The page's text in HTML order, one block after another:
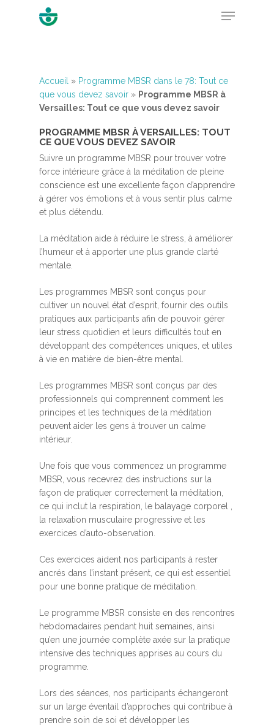
Hit enter to search or ESC to close
Accueil » Programme MBSR dans le 78: Tout ce
que vous devez savoir » Programme MBSR à
Versailles: Tout ce que vous devez savoir
PROGRAMME MBSR À VERSAILLES: TOUT
CE QUE VOUS DEVEZ SAVOIR
Suivre un programme MBSR pour trouver votre
force intérieure grâce à la méditation de pleine
conscience est une excellente façon d’apprendre
à gérer vos émotions et à vous sentir plus calme
et plus détendu.
La méditation aide à réduire le stress, à améliorer
l’humeur et à apporter une plus grande clarté
mentale.
Les programmes MBSR sont conçus pour
cultiver un nouvel état d’esprit, fournir des outils
pratiques aux participants afin de pouvoir gérer
leur stress quotidien et leurs difficultés tout en
développant des compétences uniques, et utiles
à vie en matière de bien-être mental.
Les programmes MBSR sont conçus par des
professionnels qui comprennent comment les
principes et les techniques de la méditation
peuvent aider les gens à trouver un calme
intérieur.
Une fois que vous commencez un programme
MBSR, vous recevrez des instructions sur la
façon de pratiquer correctement la méditation,
ce qui inclut la respiration, le balayage corporel ,
la relaxation musculaire progressive et les
exercices d’auto-observation.
Ces exercices aident nos participants à rester
ancrés dans l’instant présent, ce qui est essentiel
pour une bonne pratique de méditation.
Le programme MBSR consiste en des rencontres
hebdomadaires pendant huit semaines, ainsi
qu’en une journée complète axée sur la pratique
intensive des techniques apprises au cours du
programme.
Lors des séances, nos participants échangeront
sur un large éventail d’approches qui contribue à
prendre soin de soi et développer les